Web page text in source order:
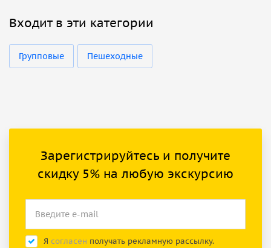
Входит в эти категории
Групповые Пешеходные
Зарегистрируйтесь и получите
скидку 5% на любую экскурсию
Я согласен получать рекламную рассылку.